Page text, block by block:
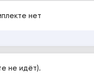
нет
не идёт).